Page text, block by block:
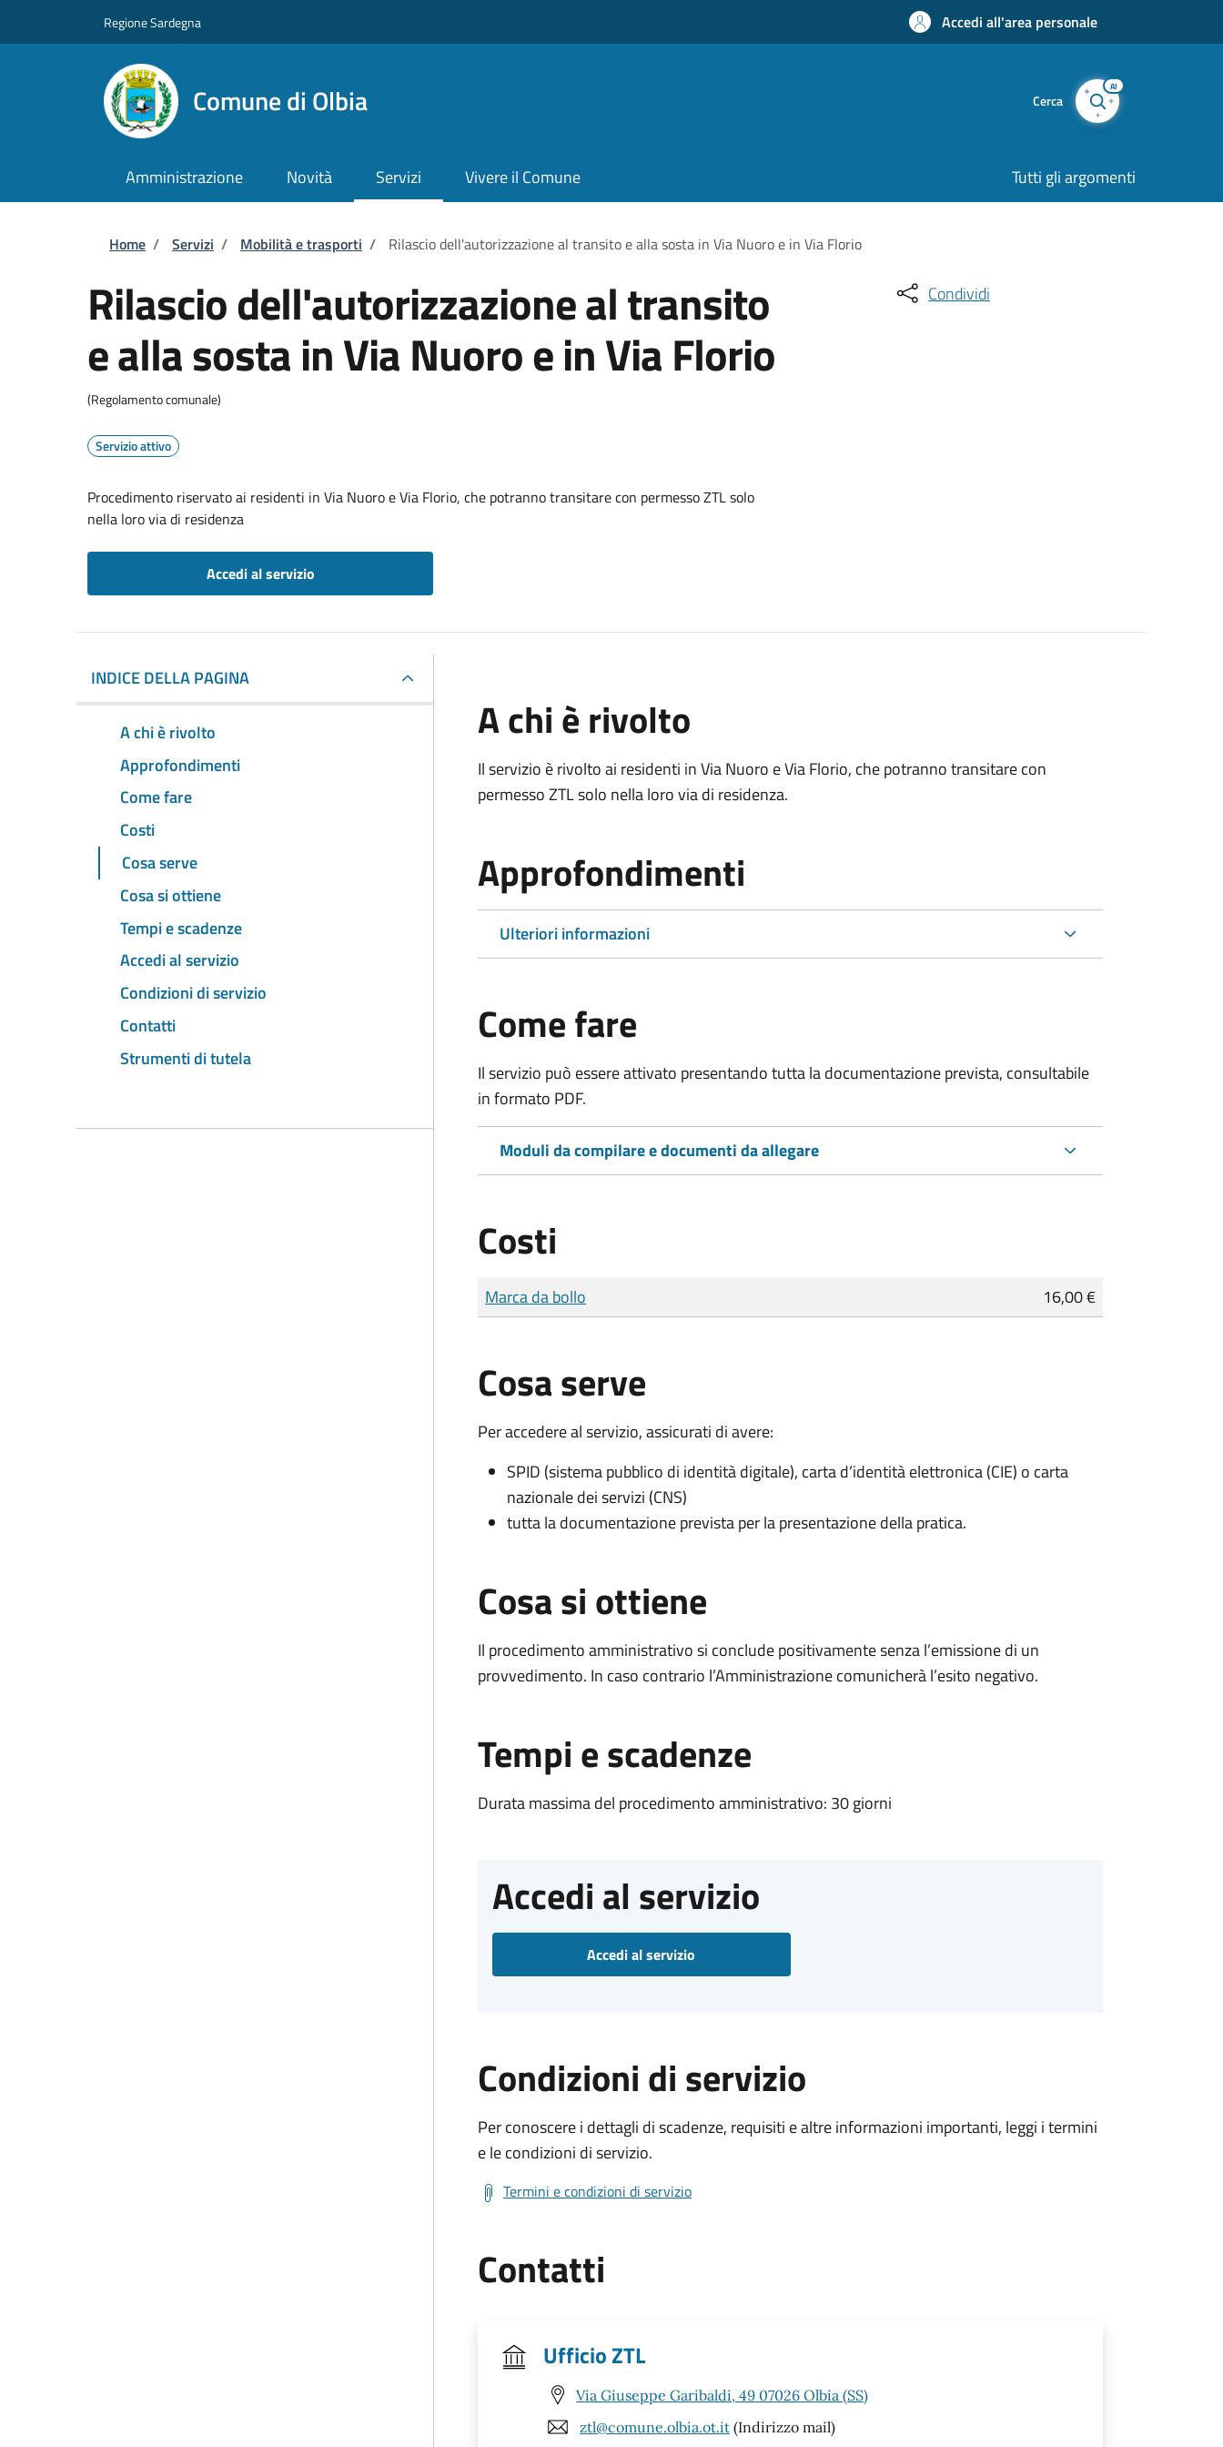
Regione Sardegna Accedi all'area personale
Comune di Olbia Cerca
AI
Amministrazione Novità Servizi Vivere il Comune Tutti gli argomenti
Briciole di pane
Home / Servizi / Mobilità e trasporti / Rilascio dell'autorizzazione al transito e alla sosta in Via Nuoro e in Via Florio
Rilascio dell'autorizzazione al transito
e alla sosta in Via Nuoro e in Via Florio
(Regolamento comunale)
Servizio attivo
Procedimento riservato ai residenti in Via Nuoro e Via Florio, che potranno transitare con permesso ZTL solo
nella loro via di residenza
Accedi al servizio
Condividi
INDICE DELLA PAGINA
A chi è rivolto
Approfondimenti
Come fare
Costi
Cosa serve
Cosa si ottiene
Tempi e scadenze
Accedi al servizio
Condizioni di servizio
Contatti
Strumenti di tutela
A chi è rivolto
Il servizio è rivolto ai residenti in Via Nuoro e Via Florio, che potranno transitare con
permesso ZTL solo nella loro via di residenza.
Approfondimenti
Ulteriori informazioni
Come fare
Il servizio può essere attivato presentando tutta la documentazione prevista, consultabile
in formato PDF.
Moduli da compilare e documenti da allegare
Costi
Tipo di pagamento
Importo
Marca da bollo 16,00 €
Cosa serve
Per accedere al servizio, assicurati di avere:
SPID (sistema pubblico di identità digitale), carta d’identità elettronica (CIE) o carta
nazionale dei servizi (CNS)
tutta la documentazione prevista per la presentazione della pratica.
Cosa si ottiene
Il procedimento amministrativo si conclude positivamente senza l’emissione di un
provvedimento. In caso contrario l’Amministrazione comunicherà l’esito negativo.
Tempi e scadenze
Durata massima del procedimento amministrativo: 30 giorni
Accedi al servizio
Accedi al servizio
Condizioni di servizio
Per conoscere i dettagli di scadenze, requisiti e altre informazioni importanti, leggi i termini
e le condizioni di servizio.
Termini e condizioni di servizio
Contatti
Ufficio ZTL
Via Giuseppe Garibaldi, 49 07026 Olbia (SS)
ztl@comune.olbia.ot.it (Indirizzo mail)